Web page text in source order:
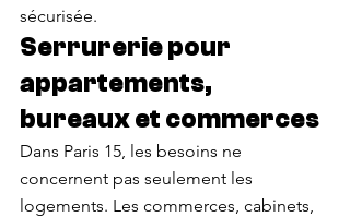
sécurisée.
Serrurerie pour
appartements,
bureaux et commerces
Dans Paris 15, les besoins ne
concernent pas seulement les
logements. Les commerces, cabinets,